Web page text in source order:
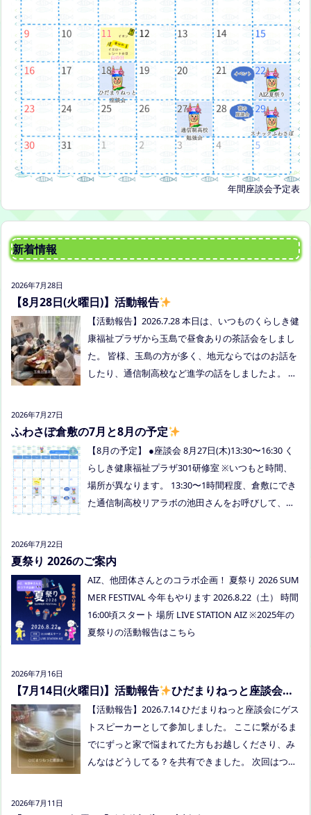
年間座談会予定表
新着情報
2026年7月28日
【8月28日(火曜日)】活動報告
【活動報告】2026.7.28 本日は、いつものくらしき健
康福祉プラザから玉島で昼食ありの茶話会をしまし
た。 皆様、玉島の方が多く、地元ならではのお話を
したり、通信制高校など進学の話をしましたよ。 通
ていただく予定にしていますので、ご興味のある方
2026年7月27日
ふわさぽ倉敷の7月と8月の予定
【8月の予定】 ●座談会 8月27日(木)13:30〜16:30 く
らしき健康福祉プラザ301研修室 ※いつもと時間、
場所が異なります。 13:30〜1時間程度、倉敷にでき
た通信制高校リアラボの池田さんをお呼びして、通
でお知らせください。 ●スナックふわさぽ(夜のごは
まつフリースクール(岡山市南区植松312-6) 参加者：
ただきます。 参加費：中学生以上500円、小学生200
円、乳幼児無料 ※お申し込みはこちらから https://f
orms.gle/Vhs62HxfDKduZMeV8 ●ひだまりねっと座
談会(北村がゲストスピーカーで参加します) 場所：
つむぎ高梁（高梁市横町1072-1） 日時：令和8年8月
2026年7月22日
夏祭り 2026のご案内
AIZ、他団体さんとのコラボ企画！ 夏祭り 2026 SUM
MER FESTIVAL 今年もやります 2026.8.22（土） 時間
16:00頃スタート 場所 LIVE STATION AIZ ※2025年の
夏祭りの活動報告はこちら
2026年7月16日
【7月14日(火曜日)】活動報告
ひだまりねっと座談会に
参加しました
【活動報告】2026.7.14 ひだまりねっと座談会にゲス
トスピーカーとして参加しました。 ここに繋がるま
でにずっと家で悩まれてた方もお越しくださり、み
んなはどうしてる？を共有できました。 次回はつむ
2026年7月11日